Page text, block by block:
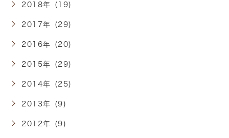
2018年 (19)
2017年 (29)
2016年 (20)
2015年 (29)
2014年 (25)
2013年 (9)
2012年 (9)